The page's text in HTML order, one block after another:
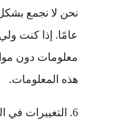
عامًا. إذا كنت
معلومات دون
هذه المعلومات.
6. التغييرات في السياسة